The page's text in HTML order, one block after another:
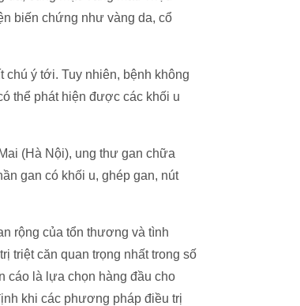
biến chứng như vàng da, cổ
ý tới. Tuy nhiên, bệnh không
thể phát hiện được các khối u
(Hà Nội), ung thư gan chữa
gan có khối u, ghép gan, nút
rộng của tổn thương và tình
triệt căn quan trọng nhất trong số
cáo là lựa chọn hàng đầu cho
khi các phương pháp điều trị